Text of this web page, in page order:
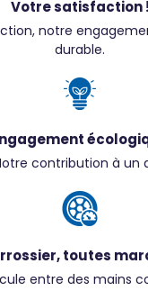
Votre satisfaction !
notre
durable.
contribution à un
toutes
entre des mains